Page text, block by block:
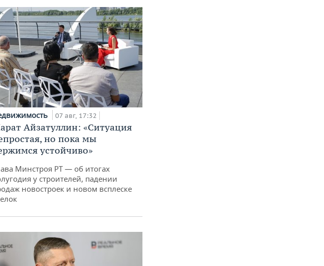
07 авг, 17:32
Айзатуллин: «Ситуация
но пока мы
устойчиво»
Минстроя РТ — об итогах
у строителей, падении
новостроек и новом всплеске